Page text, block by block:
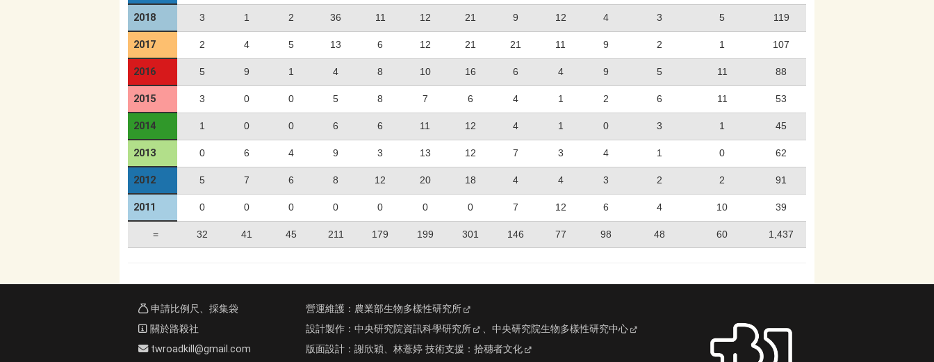
2018 3 1 2 36 11 12 21 9 12 4 3 5 119
2017 2 4 5 13 6 12 21 21 11 9 2 1 107
2016 5 9 1 4 8 10 16 6 4 9 5 11 88
2015 3 0 0 5 8 7 6 4 1 2 6 11 53
2014 1 0 0 6 6 11 12 4 1 0 3 1 45
2013 0 6 4 9 3 13 12 7 3 4 1 0 62
2012 5 7 6 8 12 20 18 4 4 3 2 2 91
2011 0 0 0 0 0 0 0 7 12 6 4 10 39
= 32 41 45 211 179 199 301 146 77 98 48 60 1,437
申請比例尺、採集袋
關於路殺社
twroadkill@gmail.com
營運維護： 農業部生物多樣性研究所
設計製作： 中央研究院資訊科學研究所 、 中央研究院生物多樣性研究中心
版面設計： 謝欣穎、林薏婷 技術支援： 拾穗者文化